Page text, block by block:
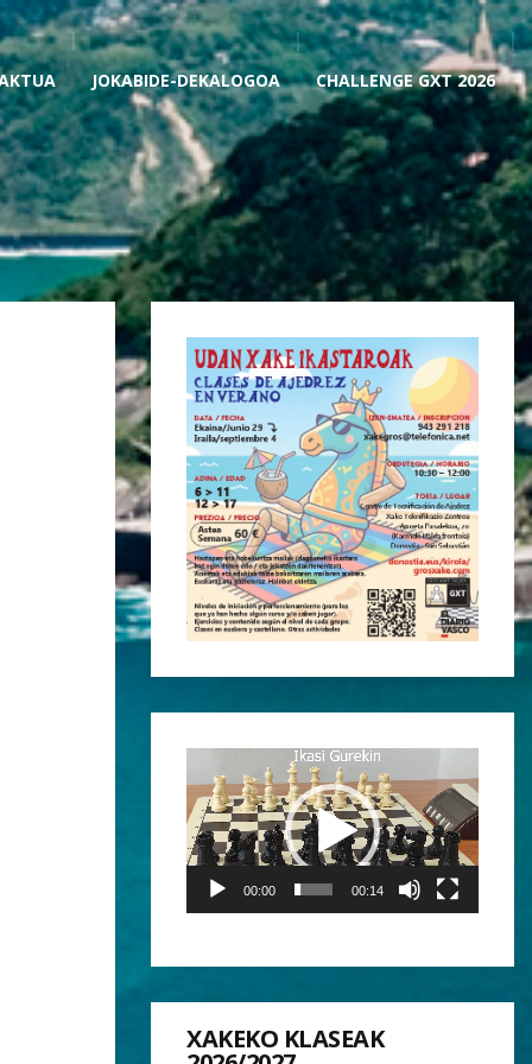
JOKABIDE-DEKALOGOA CHALLENGE GXT 2026
Reproductor
de
vídeo
00:00 00:14
XAKEKO KLASEAK